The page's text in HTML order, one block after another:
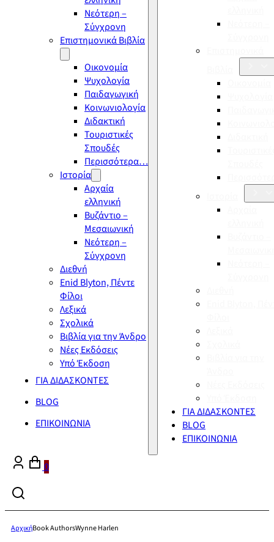
Νεότερη –
Σύγχρονη
Επιστημονικά Βιβλία
Οικονομία
Ψυχολογία
Παιδαγωγική
Κοινωνιολογία
Διδακτική
Τουριστικές
Σπουδές
Περισσότερα…
Ιστορία
Αρχαία
ελληνική
Βυζάντιο –
Μεσαιωνική
Νεότερη –
Σύγχρονη
Διεθνή
Enid Blyton, Πέντε
Φίλοι
Λεξικά
Σχολικά
Βιβλία για την Άνδρο
Νέες Εκδόσεις
Υπό Έκδοση
ΓΙΑ ΔΙΔΑΣΚΟΝΤΕΣ
BLOG
ΕΠΙΚΟΙΝΩΝΙΑ
ΓΙΑ ΔΙΔΑΣΚΟΝΤΕΣ
BLOG
ΕΠΙΚΟΙΝΩΝΙΑ
0
ΑρχικήBook AuthorsWynne Harlen